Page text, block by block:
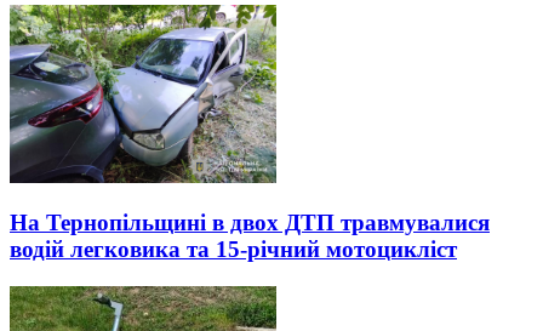
На Тернопільщині в двох ДТП травмувалися
водій легковика та 15-річний мотоцикліст